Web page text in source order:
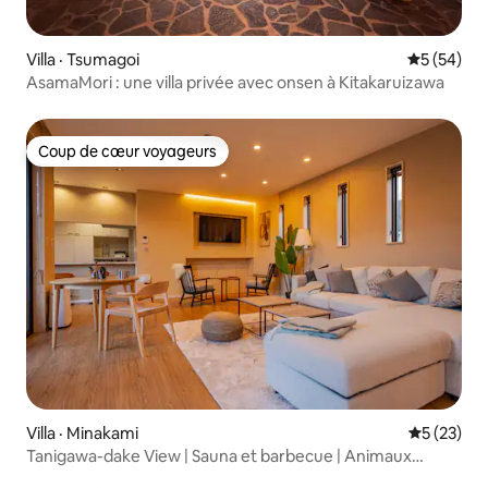
Villa · Tsumagoi Note
5 (54)
AsamaMori : une villa privée avec onsen à Kitakaruizawa
Coup de cœur voyageurs
Coup de cœur voyageurs
Villa · Minakami Note
5 (23)
Tanigawa-dake View | Sauna et barbecue | Animaux